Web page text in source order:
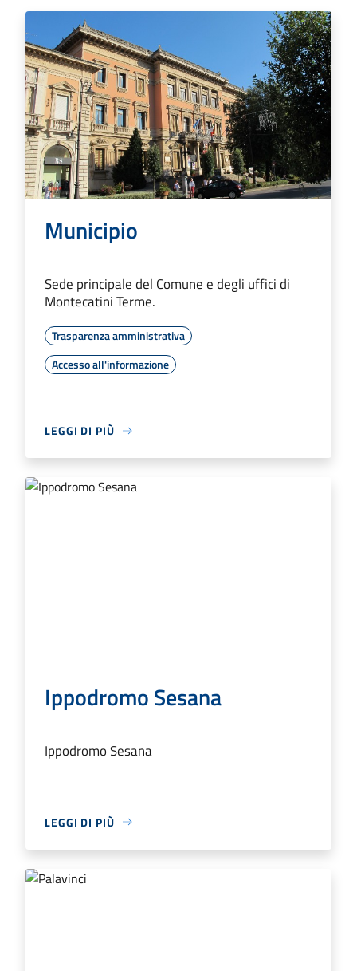
Municipio
Sede principale del Comune e degli uffici di
Montecatini Terme.
Trasparenza amministrativa
Accesso all'informazione
LEGGI DI PIÙ
Ippodromo Sesana
Ippodromo Sesana
LEGGI DI PIÙ